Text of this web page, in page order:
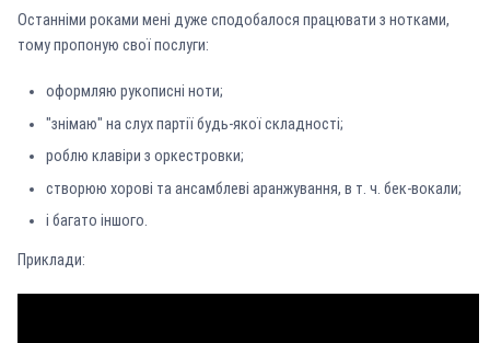
Останніми роками мені дуже сподобалося працювати з нотками,
тому пропоную свої послуги:
оформляю рукописні ноти;
"знімаю" на слух партії будь-якої складності;
роблю клавіри з оркестровки;
створюю хорові та ансамблеві аранжування, в т. ч. бек-вокали;
і багато іншого.
Приклади: